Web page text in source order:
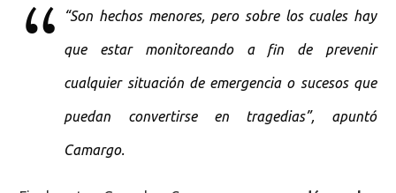
“Son hechos menores, pero sobre los cuales hay
que estar monitoreando a fin de prevenir
cualquier situación de emergencia o sucesos que
puedan convertirse en tragedias”, apuntó
Camargo.